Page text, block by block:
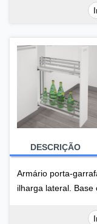
DESCRIÇÃO
Armário porta-
ilharga lateral. Base